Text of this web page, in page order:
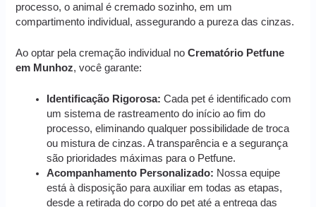
processo, o animal é cremado sozinho, em um
compartimento individual, assegurando a pureza das cinzas.
Ao optar pela cremação individual noCrematório Petfune
em Munhoz, você garante:
Identificação Rigorosa: Cada pet é identificado com
um sistema de rastreamento do início ao fim do
processo, eliminando qualquer possibilidade de troca
ou mistura de cinzas. A transparência e a segurança
são prioridades máximas para o Petfune.
Acompanhamento Personalizado: Nossa equipe
está à disposição para auxiliar em todas as etapas,
desde a retirada do corpo do pet até a entrega das